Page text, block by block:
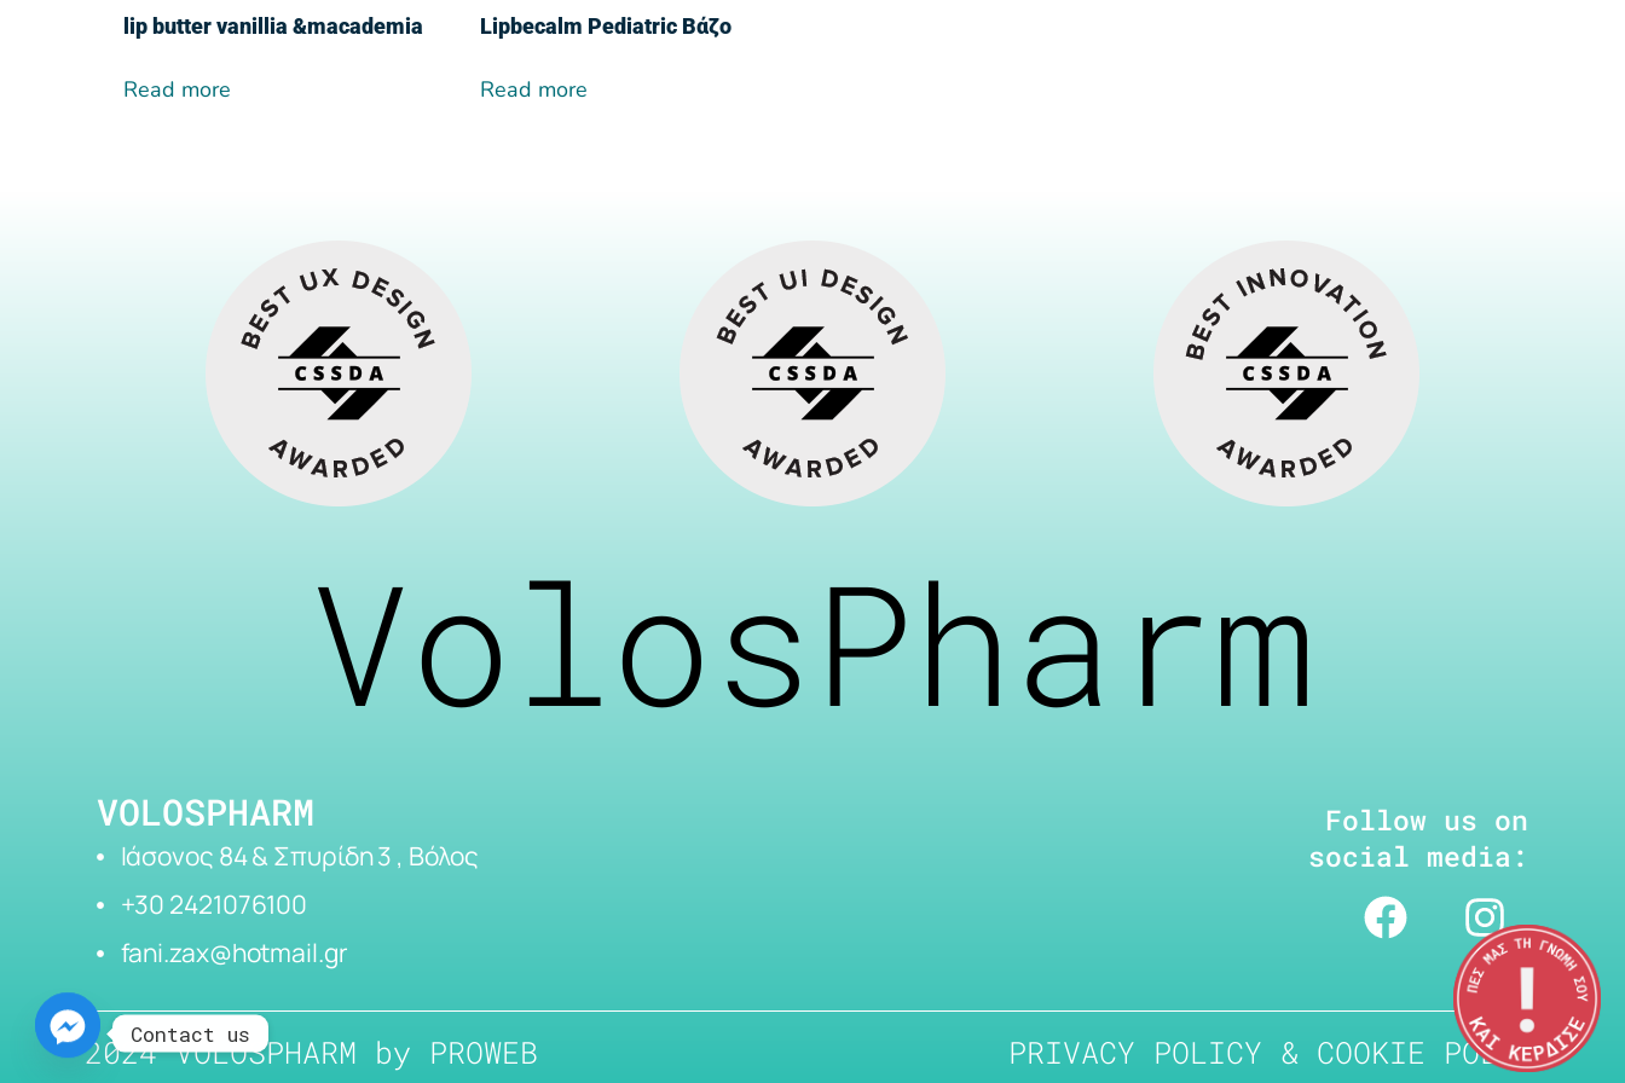
lip butter vanillia &macademia
Read more
Lipbecalm Pediatric Βάζο
Read more
VolosPharm
VOLOSPHARM
Ιάσονος 84 & Σπυρίδη 3 , Βόλος
+30 2421076100
fani.zax@hotmail.gr
Follow us on
social media:
2024 VOLOSPHARM by PROWEB PRIVACY POLICY & COOKIE POLICY
Contact us